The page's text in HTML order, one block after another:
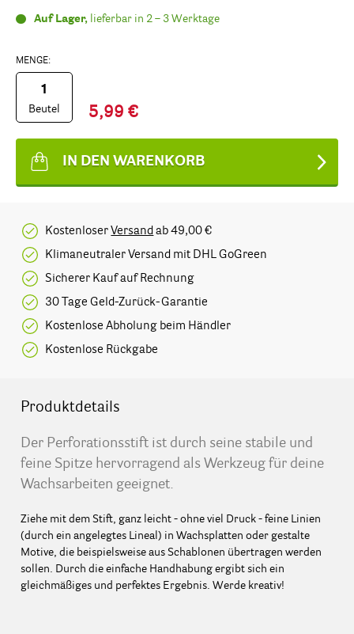
Auf Lager, lieferbar in 2 – 3 Werktage
IN DEN WARENKORB
MENGE:
Beutel 5,99 €
KostenloserVersand ab 49,00 €
Klimaneutraler Versand mit DHL GoGreen
Sicherer Kauf auf Rechnung
30 Tage Geld-Zurück-Garantie
Kostenlose Abholung beim Händler
Kostenlose Rückgabe
Produktdetails
Der Perforationsstift ist durch seine stabile und
feine Spitze hervorragend als Werkzeug für deine
Wachsarbeiten geeignet.
Ziehe mit dem Stift, ganz leicht - ohne viel Druck - feine Linien
(durch ein angelegtes Lineal) in Wachsplatten oder gestalte
Motive, die beispielsweise aus Schablonen übertragen werden
sollen. Durch die einfache Handhabung ergibt sich ein
gleichmäßiges und perfektes Ergebnis. Werde kreativ!